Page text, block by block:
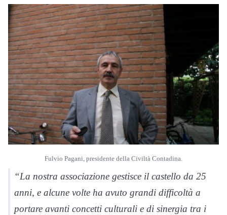
Fulvio Pagani, presidente della Civiltà Contadina.
“La nostra associazione gestisce il castello da 25
anni, e alcune volte ha avuto grandi difficoltà a
portare avanti concetti culturali e di sinergia tra i